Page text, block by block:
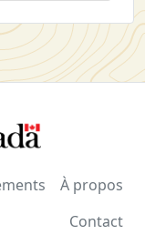
À propos
Contact